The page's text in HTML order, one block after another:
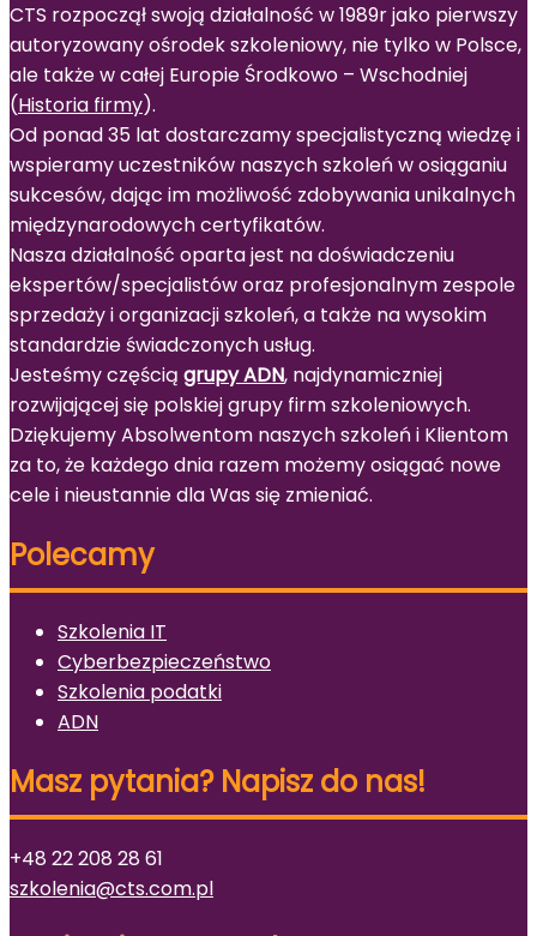
CTS rozpoczął swoją działalność w 1989r jako pierwszy
autoryzowany ośrodek szkoleniowy, nie tylko w Polsce,
ale także w całej Europie Środkowo – Wschodniej
(Historia firmy).
Od ponad 35 lat dostarczamy specjalistyczną wiedzę i
wspieramy uczestników naszych szkoleń w osiąganiu
sukcesów, dając im możliwość zdobywania unikalnych
międzynarodowych certyfikatów.
Nasza działalność oparta jest na doświadczeniu
ekspertów/specjalistów oraz profesjonalnym zespole
sprzedaży i organizacji szkoleń, a także na wysokim
standardzie świadczonych usług.
Jesteśmy częścią grupy ADN, najdynamiczniej
rozwijającej się polskiej grupy firm szkoleniowych.
Dziękujemy Absolwentom naszych szkoleń i Klientom
za to, że każdego dnia razem możemy osiągać nowe
cele i nieustannie dla Was się zmieniać.
Polecamy
Szkolenia IT
Cyberbezpieczeństwo
Szkolenia podatki
ADN
Masz pytania? Napisz do nas!
+48 22 208 28 61
szkolenia@cts.com.pl